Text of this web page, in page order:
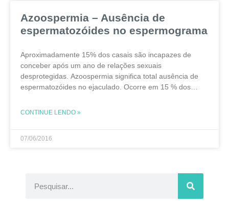
Azoospermia – Ausência de
espermatozóides no espermograma
Aproximadamente 15% dos casais são incapazes de
conceber após um ano de relações sexuais
desprotegidas. Azoospermia significa total ausência de
espermatozóides no ejaculado. Ocorre em 15 % dos
infertilidade. Obstrução da via do
CONTINUE LENDO »
07/06/2016